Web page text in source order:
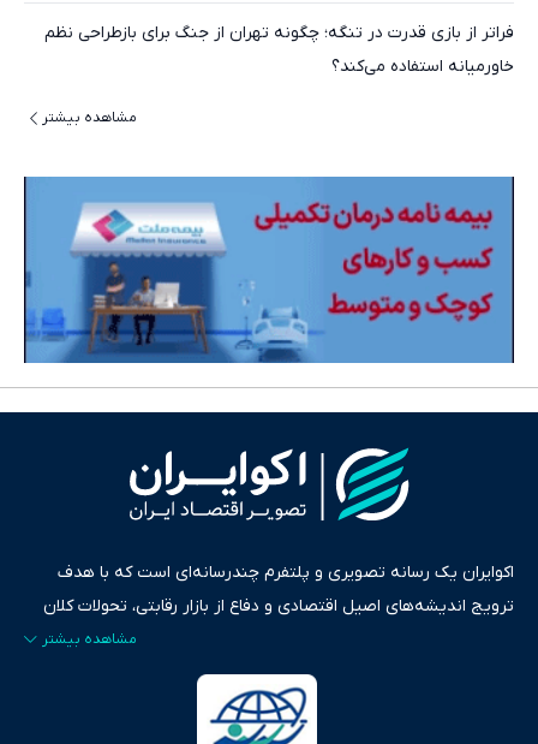
فراتر از بازی قدرت در تنگه؛ چگونه تهران از جنگ برای بازطراحی نظم
خاورمیانه استفاده می‌کند؟
مشاهده بیشتر
اکوایران یک رسانه تصویری و پلتفرم چندرسانه‌ای است که با هدف
ترویج اندیشه‌های اصیل اقتصادی و دفاع از بازار رقابتی، تحولات کلان
ایران و جهان را در قالب‌های ویدیو، پادکست، متن و گزارش‌های تحلیلی
پایش می‌کند. این رسانه به عنوان منبعی دقیق و قابل اعتماد، فراتر از
اطلاع‌رسانی صرف، به تبیین سیاست‌ها و کارکردهای بازارهای مالی،